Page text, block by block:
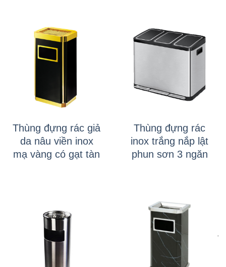
Thùng đựng rác giả
da nâu viền inox
mạ vàng có gạt tàn
Thùng đựng rác
inox trắng nắp lật
phun sơn 3 ngăn